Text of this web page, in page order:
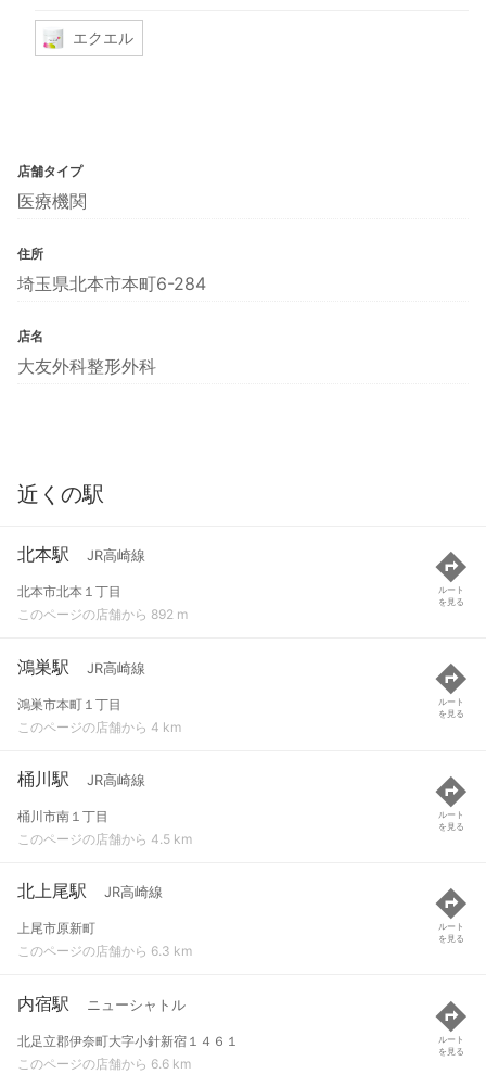
エクエル
店舗タイプ
医療機関
住所
埼玉県北本市本町6-284
店名
大友外科整形外科
近くの駅
北本駅 JR高崎線
北本市北本１丁目
このページの店舗から 892 m
ルート
を見る
鴻巣駅 JR高崎線
鴻巣市本町１丁目
このページの店舗から 4 km
ルート
を見る
桶川駅 JR高崎線
桶川市南１丁目
このページの店舗から 4.5 km
ルート
を見る
北上尾駅 JR高崎線
上尾市原新町
このページの店舗から 6.3 km
ルート
を見る
内宿駅 ニューシャトル
北足立郡伊奈町大字小針新宿１４６１
このページの店舗から 6.6 km
ルート
を見る